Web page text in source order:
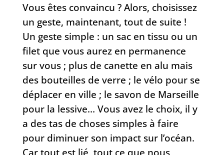
Vous êtes convaincu ? Alors, choisissez
un geste, maintenant, tout de suite !
Un geste simple : un sac en tissu ou un
filet que vous aurez en permanence
sur vous ; plus de canette en alu mais
des bouteilles de verre ; le vélo pour se
déplacer en ville ; le savon de Marseille
pour la lessive… Vous avez le choix, il y
a des tas de choses simples à faire
pour diminuer son impact sur l’océan.
Car tout est lié, tout ce que nous